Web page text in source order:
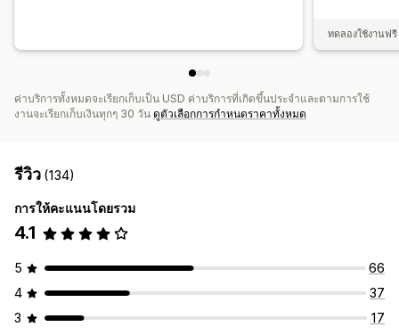
ทดลองใช้งานฟ
ค่าบริการทั้งหมดจะเรียกเก็บเป็น USD ค่าบริการที่เกิดขึ้นประจำและตามการใช้
งานจะเรียกเก็บเงินทุกๆ 30 วัน ดูตัวเลือกการกำหนดราคาทั้งหมด
รีวิว (134)
การให้คะแนนโดยรวม
4.1
5
66
4
37
3
17